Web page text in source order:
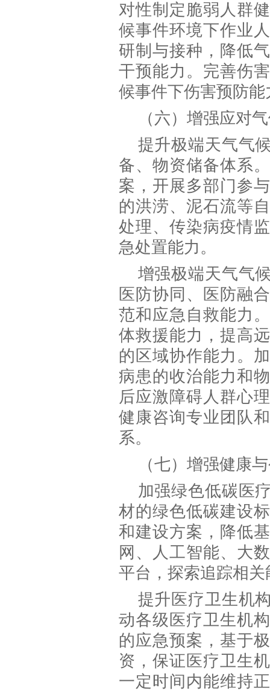
对性制定脆弱人群
候事件环境下作业
研制与接种，降低
干预能力。完善伤
候事件下伤害预防能
（六）增强应对
提升极端天气气
备、物资储备体系
案，开展多部门参
的洪涝、泥石流等
处理、传染病疫情
急处置能力。
增强极端天气气
医防协同、医防融
范和应急自救能力
体救援能力，提高
的区域协作能力。
病患的收治能力和
后应激障碍人群心
健康咨询专业团队
系。
（七）增强健康
加强绿色低碳医
材的绿色低碳建设
和建设方案，降低
网、人工智能、大
平台，探索追踪相关
提升医疗卫生机
动各级医疗卫生机
的应急预案，基于
资，保证医疗卫生
一定时间内能维持